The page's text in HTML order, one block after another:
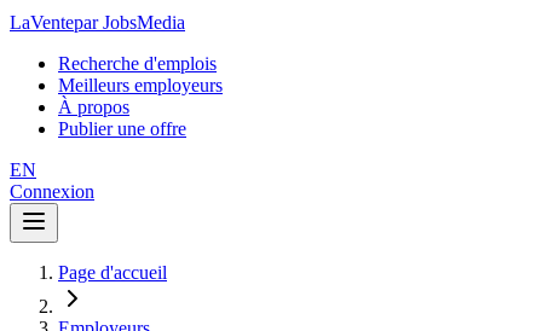
LaVentepar JobsMedia
Recherche d'emplois
Meilleurs employeurs
À propos
Publier une offre
EN
Connexion
Page d'accueil